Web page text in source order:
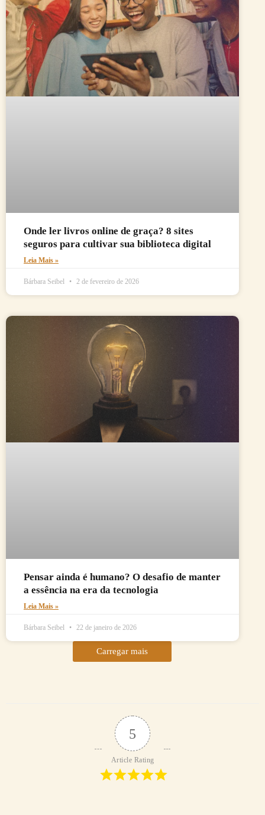
Onde ler livros online de graça? 8 sites
seguros para cultivar sua biblioteca digital
Leia Mais »
Bárbara Seibel 2 de fevereiro de 2026
Pensar ainda é humano? O desafio de manter
a essência na era da tecnologia
Leia Mais »
Bárbara Seibel 22 de janeiro de 2026
Carregar mais
5
Article Rating